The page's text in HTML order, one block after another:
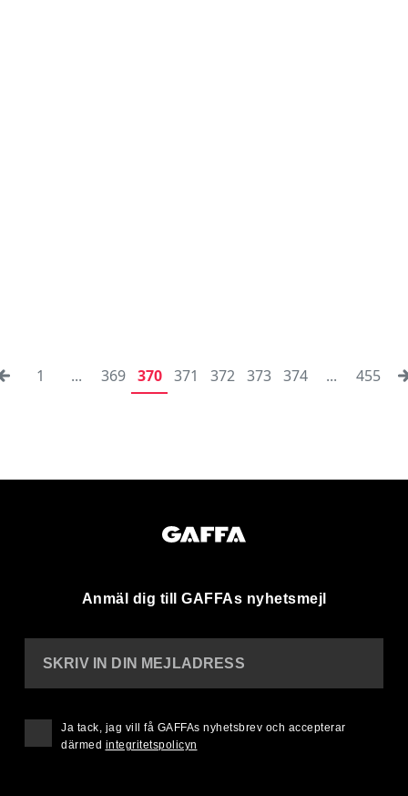
1 ... 369 370 371 372 373 374 ... 455
Anmäl dig till GAFFAs nyhetsmejl
SKRIV IN DIN MEJLADRESS
Ja tack, jag vill få GAFFAs nyhetsbrev och accepterar
därmed integritetspolicyn